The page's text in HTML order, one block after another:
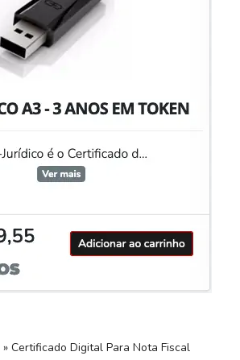
» Certificado Digital Para Nota Fiscal